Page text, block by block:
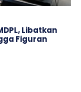
Libatkan
Figuran